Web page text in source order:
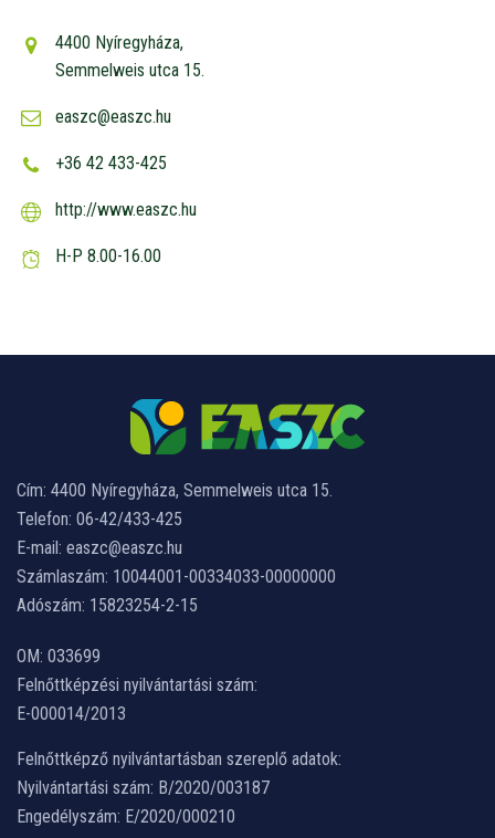
4400 Nyíregyháza,
Semmelweis utca 15.
easzc@easzc.hu
+36 42 433-425
http://www.easzc.hu
H-P 8.00-16.00
Cím: 4400 Nyíregyháza, Semmelweis utca 15.
Telefon: 06-42/433-425
E-mail: easzc@easzc.hu
Számlaszám: 10044001-00334033-00000000
Adószám: 15823254-2-15
OM: 033699
Felnőttképzési nyilvántartási szám:
E-000014/2013
Felnőttképző nyilvántartásban szereplő adatok:
Nyilvántartási szám: B/2020/003187
Engedélyszám: E/2020/000210